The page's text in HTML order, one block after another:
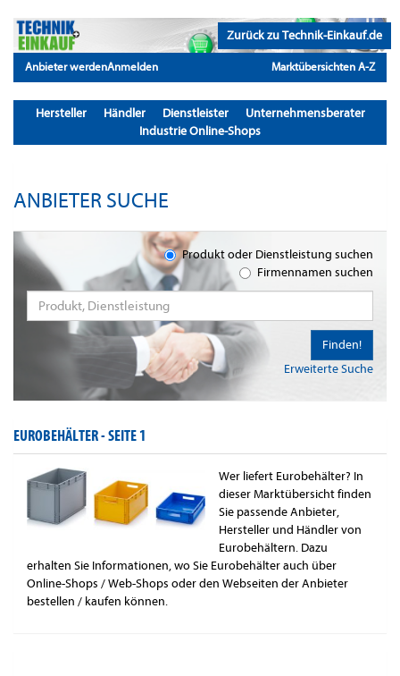
Zurück zu Technik-Einkauf.de
Anbieter werdenAnmelden Marktübersichten A-Z
Hersteller Händler Dienstleister
Unternehmensberater
Industrie Online-Shops
ANBIETER SUCHE
Produkt oder Dienstleistung suchen
Firmennamen suchen
Erweiterte Suche
Finden!
EUROBEHÄLTER -SEITE 1
Wer liefert Eurobehälter? In
dieser Marktübersicht finden
Sie passende Anbieter,
Hersteller und Händler von
Eurobehältern. Dazu
erhalten Sie Informationen, wo Sie Eurobehälter auch über
Online-Shops / Web-Shops oder den Webseiten der Anbieter
bestellen / kaufen können.